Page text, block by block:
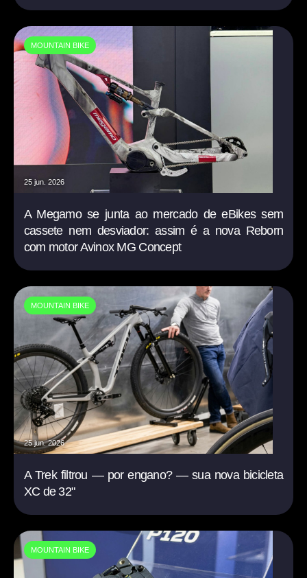
MOUNTAIN BIKE
25 jun. 2026
A Megamo se junta ao mercado de eBikes sem
cassete nem desviador: assim é a nova Reborn
com motor Avinox MG Concept
MOUNTAIN BIKE
25 jun. 2026
A Trek filtrou — por engano? — sua nova bicicleta
XC de 32"
MOUNTAIN BIKE